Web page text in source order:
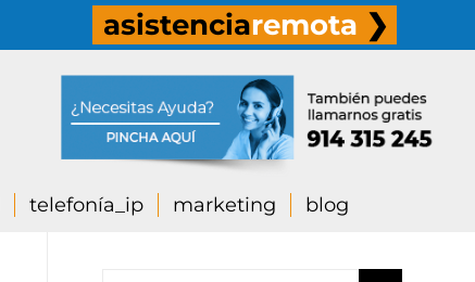
asistenciaremota ❯
telefonía_ip marketing blog